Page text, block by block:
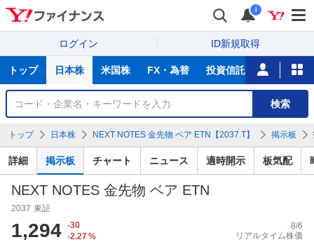
i
ログイン ID新規取得
サ
トップ 日本株 米国株 FX・為替 投資信託 ニュース
銘
検
索
検索
トップ 日本株 NEXT NOTES 金先物 ベア ETN【2037.T】 掲示板
詳細 掲示板 チャート ニュース 適時開示 板気配
NEXT NOTES 金先物 ベア ETN
2037 東証
1,294 -30
-2.27%
8/6
リアルタイム株価